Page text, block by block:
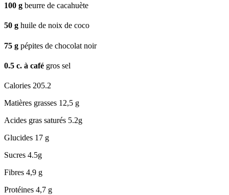
100 g beurre de cacahuète
50 g huile de noix de coco
75 g pépites de chocolat noir
0.5 c. à café gros sel
Calories 205.2
Matières grasses 12,5 g
Acides gras saturés 5.2g
Glucides 17 g
Sucres 4.5g
Fibres 4,9 g
Protéines 4,7 g